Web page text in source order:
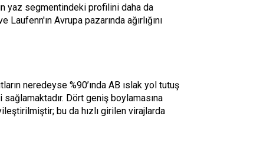
yaz segmentindeki profilini daha da
Avrupa pazarında ağırlığını
neredeyse %90’ında AB ıslak yol tutuş
Dört geniş boylamasına
bu da hızlı girilen virajlarda